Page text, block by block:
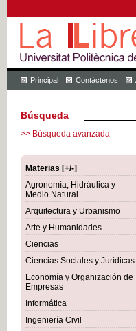
Principal Contáctenos
Búsqueda
>> Búsqueda avanzada
Materias [+/-]
Agronomía, Hidráulica y
Medio Natural
Arquitectura y Urbanismo
Arte y Humanidades
Ciencias
Ciencias Sociales y Jurídicas
Economía y Organización de
Empresas
Informática
Ingeniería Civil